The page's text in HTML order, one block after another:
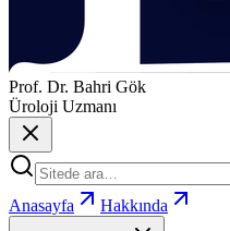
Prof. Dr. Bahri Gök
Üroloji Uzmanı
Anasayfa Hakkında